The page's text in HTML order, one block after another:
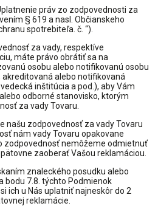
práv zo zodpovednosti za
§ 619 a nasl. Občianskeho
spotrebiteľa. č. “).
za vady, respektíve
máte právo obrátiť sa na
osobu alebo notifikovanú osobu
alebo notifikovaná
inštitúcia a pod.), aby Vám
odborné stanovisko, ktorým
za vady Tovaru.
našu zodpovednosť za vady Tovaru
nám vady Tovaru opakovane
zodpovednosť nemôžeme odmietnuť
zaoberať Vašou reklamáciou.
znaleckého posudku alebo
bodu 7.8. týchto Podmienok
ich u Nás uplatniť najneskôr do 2
reklamácie.